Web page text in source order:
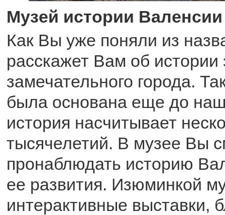
Музей истории Валенсии
Как Вы уже поняли из
расскажет Вам об истории
замечательного города.
была основана еще до
история насчитывает
тысячелетий. В музее Вы
пронаблюдать историю
ее развития. Изюминкой
интерактивные выставки,